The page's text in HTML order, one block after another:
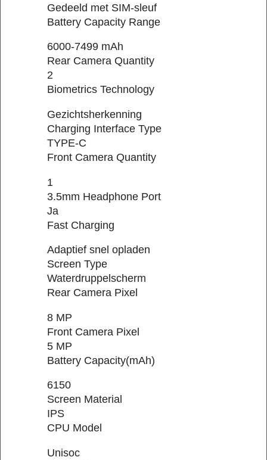
Gedeeld met SIM-sleuf
Battery Capacity Range
6000-7499 mAh
Rear Camera Quantity
2
Biometrics Technology
Gezichtsherkenning
Charging Interface Type
TYPE-C
Front Camera Quantity
1
3.5mm Headphone Port
Ja
Fast Charging
Adaptief snel opladen
Screen Type
Waterdruppelscherm
Rear Camera Pixel
8 MP
Front Camera Pixel
5 MP
Battery Capacity(mAh)
6150
Screen Material
IPS
CPU Model
Unisoc